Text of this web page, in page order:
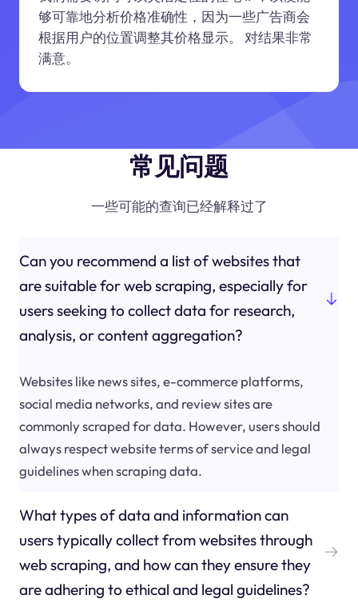
够可靠地分析价格准确性，因为一些广告商会
根据用户的位置调整其价格显示。 对结果非常
满意。
常见问题
一些可能的查询已经解释过了
Can you recommend a list of websites that
are suitable for web scraping, especially for
users seeking to collect data for research,
analysis, or content aggregation?
Websites like news sites, e-commerce platforms,
social media networks, and review sites are
commonly scraped for data. However, users should
always respect website terms of service and legal
guidelines when scraping data.
What types of data and information can
users typically collect from websites through
web scraping, and how can they ensure they
are adhering to ethical and legal guidelines?